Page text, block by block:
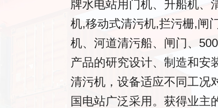
牌水电站用门机、升船机、
机,移动式清污机,拦污栅,闸
机、河道清污船、闸门、
产品的研究设计、制造和安
清污机，设备适应不同工况
国电站广泛采用。获得业主